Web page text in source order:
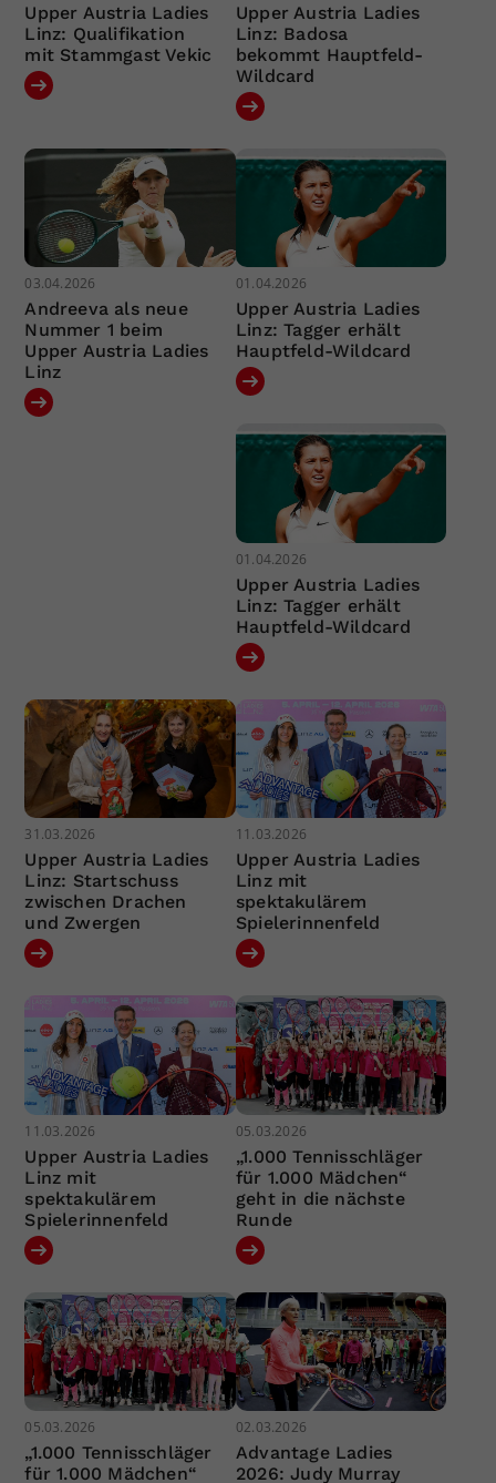
Upper Austria Ladies
Linz: Qualifikation
mit Stammgast Vekic
Upper Austria Ladies
Linz: Badosa
bekommt Hauptfeld-
Wildcard
03.04.2026
Andreeva als neue
Nummer 1 beim
Upper Austria Ladies
Linz
01.04.2026
Upper Austria Ladies
Linz: Tagger erhält
Hauptfeld-Wildcard
01.04.2026
Upper Austria Ladies
Linz: Tagger erhält
Hauptfeld-Wildcard
31.03.2026
Upper Austria Ladies
Linz: Startschuss
zwischen Drachen
und Zwergen
11.03.2026
Upper Austria Ladies
Linz mit
spektakulärem
Spielerinnenfeld
11.03.2026
Upper Austria Ladies
Linz mit
spektakulärem
Spielerinnenfeld
05.03.2026
„1.000 Tennisschläger
für 1.000 Mädchen“
geht in die nächste
Runde
05.03.2026
„1.000 Tennisschläger
für 1.000 Mädchen“
02.03.2026
Advantage Ladies
2026: Judy Murray